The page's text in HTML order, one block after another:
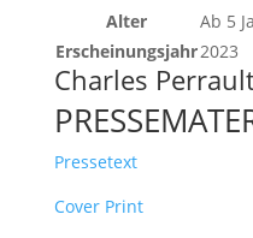
Alter
Ab 5
Erscheinungsjahr2023
Charles
Pressetext
Cover Print